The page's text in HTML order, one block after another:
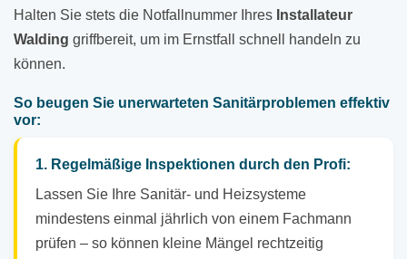
Halten Sie stets die Notfallnummer Ihres Installateur
Walding griffbereit, um im Ernstfall schnell handeln zu
können.
So beugen Sie unerwarteten Sanitärproblemen effektiv
vor:
1. Regelmäßige Inspektionen durch den Profi:
Lassen Sie Ihre Sanitär- und Heizsysteme
mindestens einmal jährlich von einem Fachmann
prüfen – so können kleine Mängel rechtzeitig